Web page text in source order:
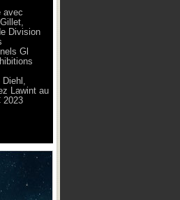
avec
Division
Gl
Diehl,
Lawint au
2023